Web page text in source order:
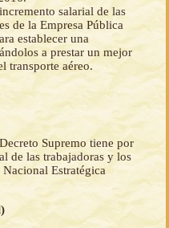
salarial de las
de la Empresa Pública
establecer una
a prestar un mejor
transporte aéreo.
Supremo tiene por
de las trabajadoras y los
Estratégica